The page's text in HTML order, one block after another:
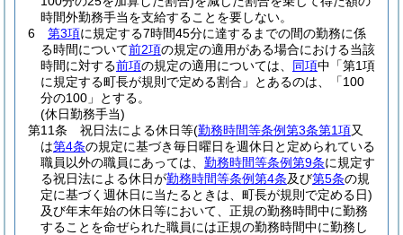
時間外勤務手当を支給することを要しない。
6
第3項に規定する7時間45分に達するまでの間の勤務に係
る時間について前2項の規定の適用がある場合における当該
時間に対する前項の規定の適用については、 同項中「第1項
に規定する町長が規則で定める割合」とあるのは、「100
分の100」とする。
(休日勤務手当)
第11条
祝日法による休日等(勤務時間等条例第3条第1項又
は第4条の規定に基づき毎日曜日を週休日と定められている
職員以外の職員にあっては、 勤務時間等条例第9条に規定す
る祝日法による休日が勤務時間等条例第4条及び第5条の規
定に基づく週休日に当たるときは、町長が規則で定める日)
及び年末年始の休日等において、正規の勤務時間中に勤務
することを命ぜられた職員には正規の勤務時間中に勤務し